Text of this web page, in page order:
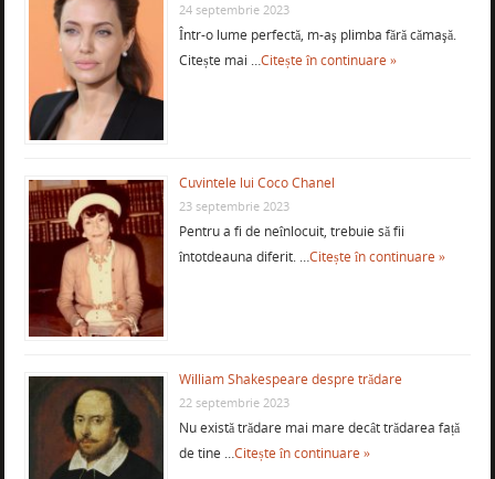
24 septembrie 2023
Într-o lume perfectă, m-aş plimba fără cămaşă.
Citește mai …Citește în continuare »
Cuvintele lui Coco Chanel
23 septembrie 2023
Pentru a fi de neînlocuit, trebuie să fii
întotdeauna diferit. …Citește în continuare »
William Shakespeare despre trădare
22 septembrie 2023
Nu există trădare mai mare decât trădarea față
de tine …Citește în continuare »